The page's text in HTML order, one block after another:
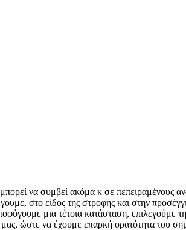
να συμβεί ακόμα κ σε πεπειραμένους
στο είδος της στροφής και στην
μια τέτοια κατάσταση, επιλεγούμε
ώστε να έχουμε επαρκή ορατότητα του